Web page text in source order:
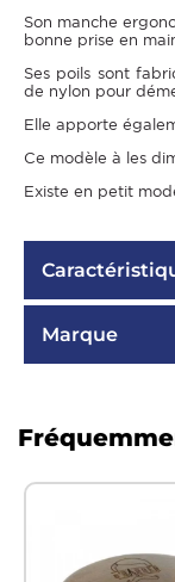
Son manche
bonne prise en
Ses poils sont
de nylon pour
Elle apporte
Ce modèle à les
Existe en petit
Marque